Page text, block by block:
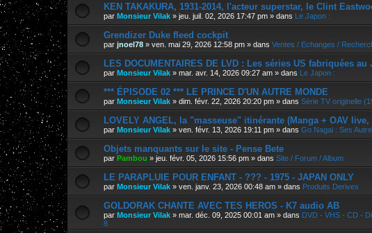
KEN TAKAKURA, 1931-2014, l'acteur superstar, le Clint
par Monsieur Vilak » jeu. juil. 02, 2026 17:47 pm » dans Le Japon :
Grendizer Duke fleed cockpit
par jnoel78 » ven. mai 29, 2026 12:58 pm » dans Ventes / Echanges /
LES DOCUMENTAIRES DE LVD : Les séries US fabriquées au
par Monsieur Vilak » mar. avr. 14, 2026 09:27 am » dans Le Japon :
*** ÉPISODE 02 *** LE PRINCE D'UN AUTRE MONDE
par Monsieur Vilak » dim. févr. 22, 2026 20:20 pm » dans Série TV originelle
LOVELY ANGEL, la "masseuse" itinérante (Manga + OAV live,
par Monsieur Vilak » ven. févr. 13, 2026 19:11 pm » dans Go Nagai : Ses
Objets manquants sur le site - Pense Bete
par Pambou » jeu. févr. 05, 2026 15:56 pm » dans Site / Forum / Album
LE PARAPLUIE POUR ENFANT - ??? - 1975 - JAPAN ONLY
par Monsieur Vilak » ven. janv. 23, 2026 00:48 am » dans Produits Derives
GOLDORAK CHANTE AVEC TES HEROS - K7 audio AB
par Monsieur Vilak » mar. déc. 09, 2025 00:01 am » dans DVD - VHS - CD -
8